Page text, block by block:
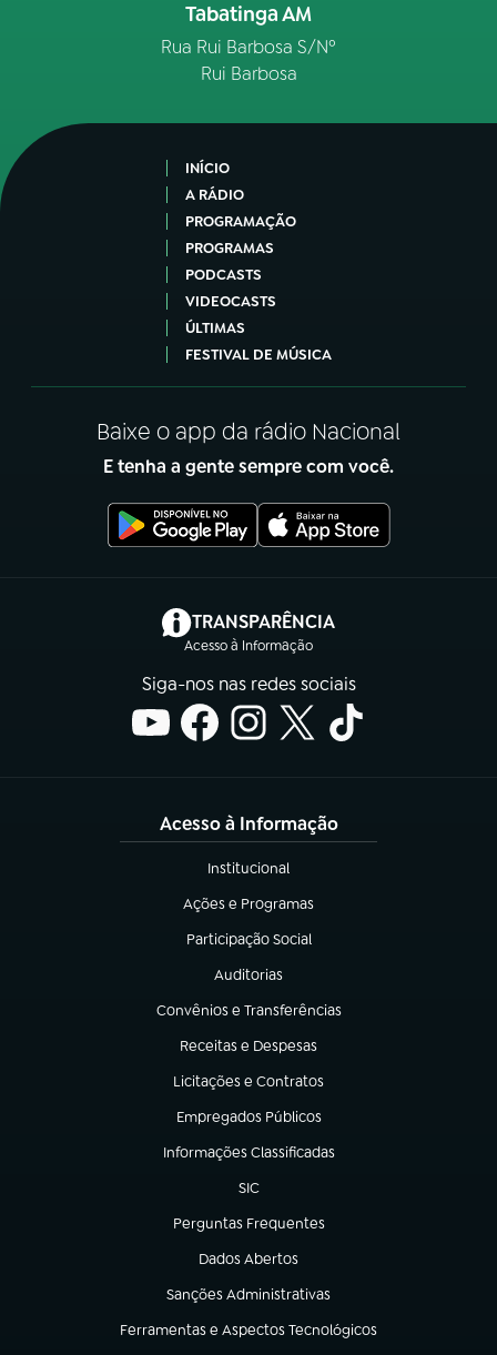
Tabatinga AM
Rua Rui Barbosa S/Nº
Rui Barbosa
INÍCIO
A RÁDIO
PROGRAMAÇÃO
PROGRAMAS
PODCASTS
VIDEOCASTS
ÚLTIMAS
FESTIVAL DE MÚSICA
Baixe o app da rádio Nacional
E tenha a gente sempre com você.
TRANSPARÊNCIA
Acesso à Informação
(abre em nova aba)
Siga-nos nas redes sociais
Acesso à Informação
Institucional
(abre em nova aba)
Ações e Programas
(abre em nova aba)
Participação Social
(abre em nova aba)
Auditorias
(abre em nova aba)
Convênios e Transferências
(abre em nova aba)
Receitas e Despesas
(abre em nova aba)
Licitações e Contratos
(abre em nova aba)
Empregados Públicos
(abre em nova aba)
Informações Classificadas
(abre em nova aba)
SIC
(abre em nova aba)
Perguntas Frequentes
(abre em nova aba)
Dados Abertos
(abre em nova aba)
Sanções Administrativas
(abre em nova aba)
Ferramentas e Aspectos Tecnológicos
(abre em nova aba)